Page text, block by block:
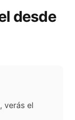
desde
verás el